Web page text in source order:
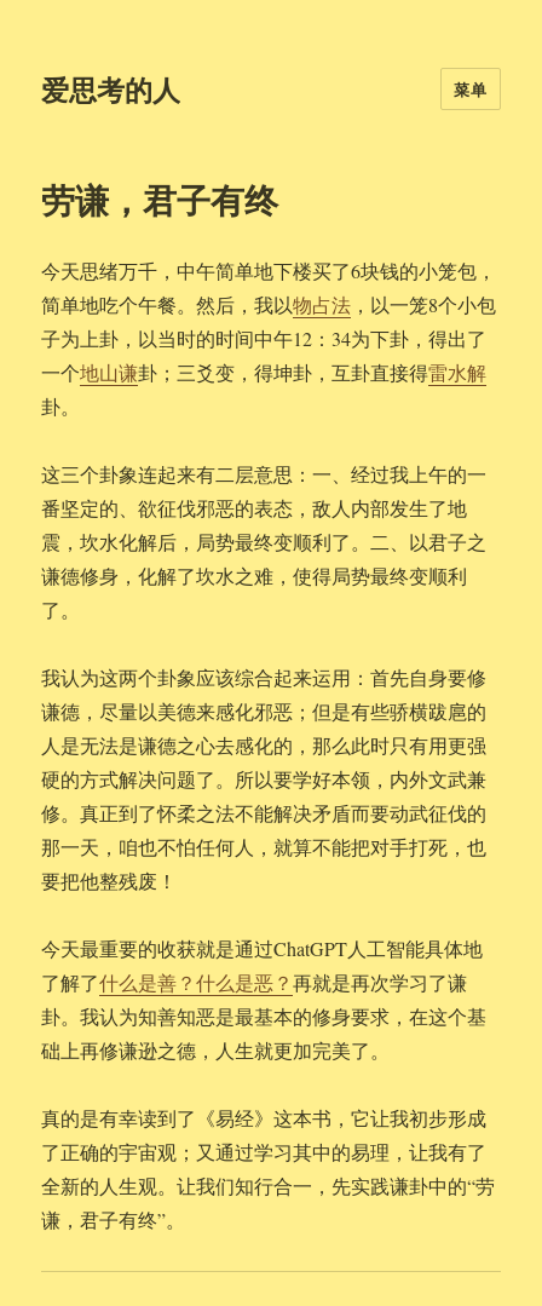
爱思考的人 菜单
劳谦，君子有终
今天思绪万千，中午简单地下楼买了6块钱的小笼包，
简单地吃个午餐。然后，我以物占法 ，以一笼8个小包
子为上卦，以当时的时间中午12：34为下卦，得出了
一个地山谦卦；三爻变，得坤卦，互卦直接得雷水解
卦。
这三个卦象连起来有二层意思：一、经过我上午的一
番坚定的、欲征伐邪恶的表态，敌人内部发生了地
震，坎水化解后，局势最终变顺利了。二、以君子之
谦德修身，化解了坎水之难，使得局势最终变顺利
了。
我认为这两个卦象应该综合起来运用：首先自身要修
谦德，尽量以美德来感化邪恶；但是有些骄横跋扈的
人是无法是谦德之心去感化的，那么此时只有用更强
硬的方式解决问题了。所以要学好本领，内外文武兼
修。真正到了怀柔之法不能解决矛盾而要动武征伐的
那一天，咱也不怕任何人，就算不能把对手打死，也
要把他整残废！
今天最重要的收获就是通过ChatGPT人工智能具体地
了解了什么是善？什么是恶？再就是再次学习了谦
卦。我认为知善知恶是最基本的修身要求，在这个基
础上再修谦逊之德，人生就更加完美了。
真的是有幸读到了《易经》这本书，它让我初步形成
了正确的宇宙观；又通过学习其中的易理，让我有了
全新的人生观。让我们知行合一，先实践谦卦中的“劳
谦，君子有终”。